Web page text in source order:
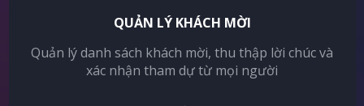
QUẢN LÝ KHÁCH MỜI
Quản lý danh sách khách mời, thu thập lời chúc và
xác nhận tham dự từ mọi người